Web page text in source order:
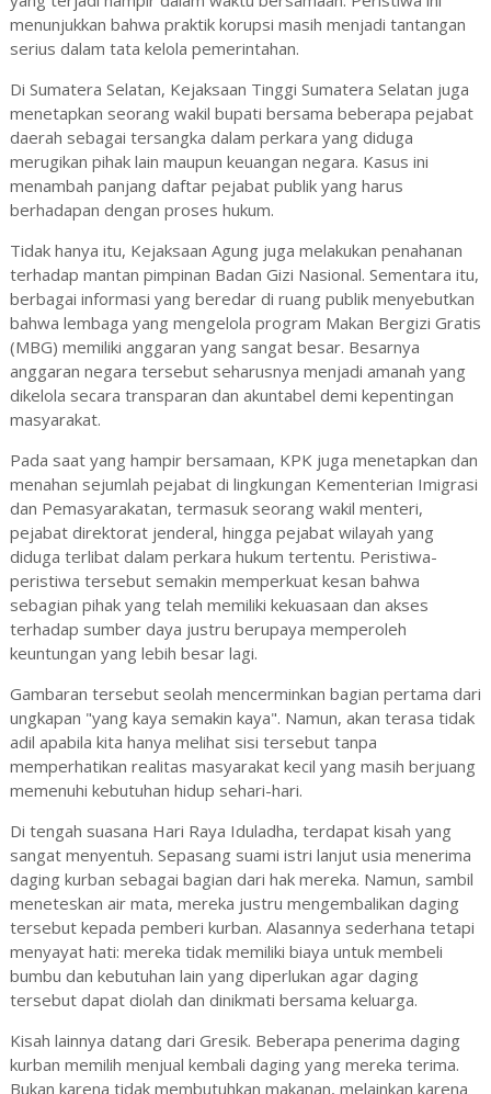
menunjukkan bahwa praktik korupsi masih menjadi tantangan
serius dalam tata kelola pemerintahan.
Di Sumatera Selatan, Kejaksaan Tinggi Sumatera Selatan juga
menetapkan seorang wakil bupati bersama beberapa pejabat
daerah sebagai tersangka dalam perkara yang diduga
merugikan pihak lain maupun keuangan negara. Kasus ini
menambah panjang daftar pejabat publik yang harus
berhadapan dengan proses hukum.
Tidak hanya itu, Kejaksaan Agung juga melakukan penahanan
terhadap mantan pimpinan Badan Gizi Nasional. Sementara itu,
berbagai informasi yang beredar di ruang publik menyebutkan
bahwa lembaga yang mengelola program Makan Bergizi Gratis
(MBG) memiliki anggaran yang sangat besar. Besarnya
anggaran negara tersebut seharusnya menjadi amanah yang
dikelola secara transparan dan akuntabel demi kepentingan
masyarakat.
Pada saat yang hampir bersamaan, KPK juga menetapkan dan
menahan sejumlah pejabat di lingkungan Kementerian Imigrasi
dan Pemasyarakatan, termasuk seorang wakil menteri,
pejabat direktorat jenderal, hingga pejabat wilayah yang
diduga terlibat dalam perkara hukum tertentu. Peristiwa-
peristiwa tersebut semakin memperkuat kesan bahwa
sebagian pihak yang telah memiliki kekuasaan dan akses
terhadap sumber daya justru berupaya memperoleh
keuntungan yang lebih besar lagi.
Gambaran tersebut seolah mencerminkan bagian pertama dari
ungkapan "yang kaya semakin kaya". Namun, akan terasa tidak
adil apabila kita hanya melihat sisi tersebut tanpa
memperhatikan realitas masyarakat kecil yang masih berjuang
memenuhi kebutuhan hidup sehari-hari.
Di tengah suasana Hari Raya Iduladha, terdapat kisah yang
sangat menyentuh. Sepasang suami istri lanjut usia menerima
daging kurban sebagai bagian dari hak mereka. Namun, sambil
meneteskan air mata, mereka justru mengembalikan daging
tersebut kepada pemberi kurban. Alasannya sederhana tetapi
menyayat hati: mereka tidak memiliki biaya untuk membeli
bumbu dan kebutuhan lain yang diperlukan agar daging
tersebut dapat diolah dan dinikmati bersama keluarga.
Kisah lainnya datang dari Gresik. Beberapa penerima daging
kurban memilih menjual kembali daging yang mereka terima.
Bukan karena tidak membutuhkan makanan, melainkan karena